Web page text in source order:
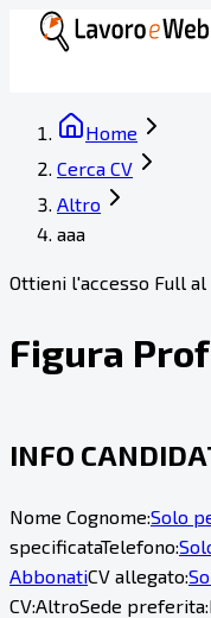
Home
Cerca CV
Altro
aaa
Ottieni l'accesso Full al
Figura
INFO
Nome Cognome:Solo
specificataTelefono:
AbbonatiCV allegato:
CV:AltroSede preferita: